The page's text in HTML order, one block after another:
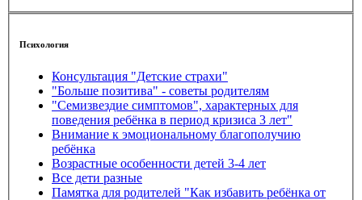
Психология
Консультация "Детские страхи"
"Больше позитива" - советы родителям
"Семизвездие симптомов", характерных для
поведения ребёнка в период кризиса 3 лет"
Внимание к эмоциональному благополучию
ребёнка
Возрастные особенности детей 3-4 лет
Все дети разные
Памятка для родителей "Как избавить ребёнка от